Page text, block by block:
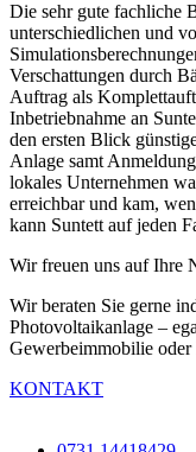
Die sehr gute fachliche
unterschiedlichen und
Verschattungen durch
Auftrag als
Inbetriebnahme an
den ersten Blick
Anlage samt
lokales Unternehmen
erreichbar und kam,
kann Suntett auf jeden
Wir freuen uns auf Ihre
Wir beraten Sie gerne
Photovoltaikanlage –
Gewerbeimmobilie oder
KONTAKT